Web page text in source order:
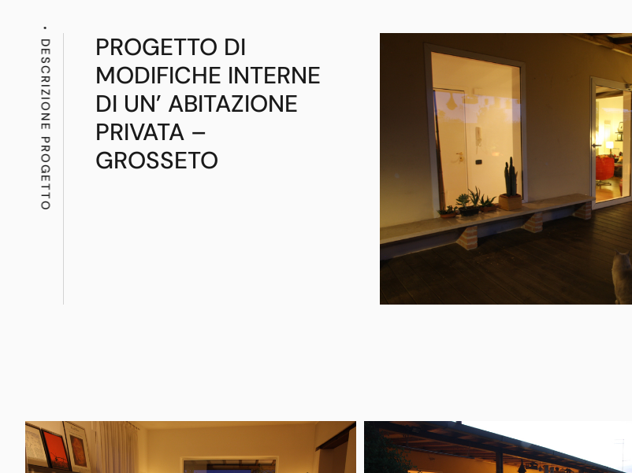
DESCRIZIONE PROGETTO
PROGETTO DI
MODIFICHE INTERNE
DI UN’ ABITAZIONE
PRIVATA –
GROSSETO